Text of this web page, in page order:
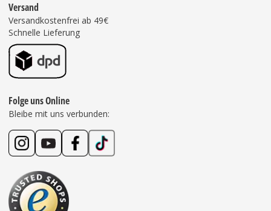
Versand
Versandkostenfrei ab 49€
Schnelle Lieferung
Folge uns Online
Bleibe mit uns verbunden: